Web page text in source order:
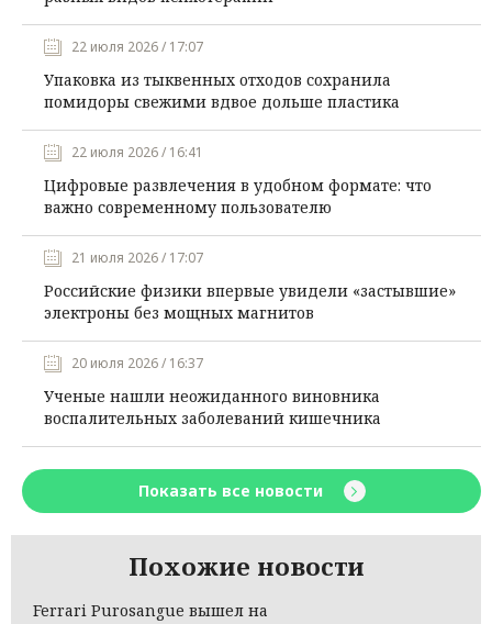
22 июля 2026 / 17:07
Упаковка из тыквенных отходов сохранила
помидоры свежими вдвое дольше пластика
22 июля 2026 / 16:41
Цифровые развлечения в удобном формате: что
важно современному пользователю
21 июля 2026 / 17:07
Российские физики впервые увидели «застывшие»
электроны без мощных магнитов
20 июля 2026 / 16:37
Ученые нашли неожиданного виновника
воспалительных заболеваний кишечника
Показать все новости
Похожие новости
Ferrari Purosangue вышел на